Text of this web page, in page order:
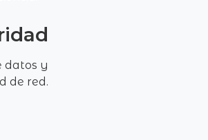
datos y
de red.